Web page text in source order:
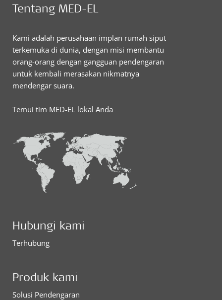
Tentang MED-EL
Kami adalah perusahaan implan rumah siput
terkemuka di dunia, dengan misi membantu
orang-orang dengan gangguan pendengaran
untuk kembali merasakan nikmatnya
mendengar suara.
Temui tim MED-EL lokal Anda
Hubungi kami
Terhubung
Produk kami
Solusi Pendengaran